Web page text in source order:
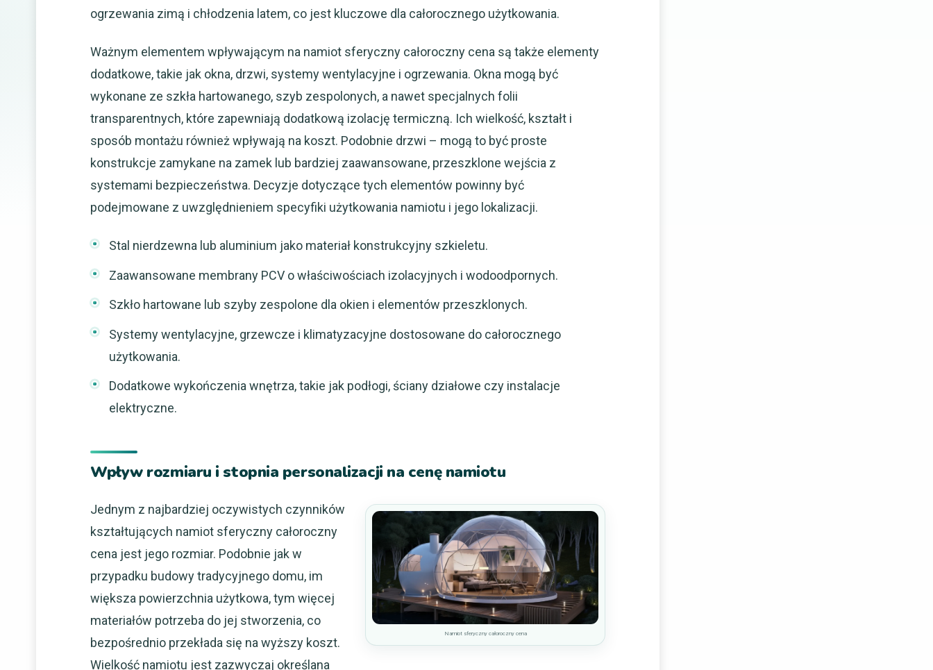
ogrzewania zimą i chłodzenia latem, co jest kluczowe dla całorocznego użytkowania.
Ważnym elementem wpływającym na namiot sferyczny całoroczny cena są także elementy
dodatkowe, takie jak okna, drzwi, systemy wentylacyjne i ogrzewania. Okna mogą być
wykonane ze szkła hartowanego, szyb zespolonych, a nawet specjalnych folii
transparentnych, które zapewniają dodatkową izolację termiczną. Ich wielkość, kształt i
sposób montażu również wpływają na koszt. Podobnie drzwi – mogą to być proste
konstrukcje zamykane na zamek lub bardziej zaawansowane, przeszklone wejścia z
systemami bezpieczeństwa. Decyzje dotyczące tych elementów powinny być
podejmowane z uwzględnieniem specyfiki użytkowania namiotu i jego lokalizacji.
Stal nierdzewna lub aluminium jako materiał konstrukcyjny szkieletu.
Zaawansowane membrany PCV o właściwościach izolacyjnych i wodoodpornych.
Szkło hartowane lub szyby zespolone dla okien i elementów przeszklonych.
Systemy wentylacyjne, grzewcze i klimatyzacyjne dostosowane do całorocznego
użytkowania.
Dodatkowe wykończenia wnętrza, takie jak podłogi, ściany działowe czy instalacje
elektryczne.
Wpływ rozmiaru i stopnia personalizacji na cenę namiotu
Namiot sferyczny całoroczny cena
Jednym z najbardziej oczywistych czynników
kształtujących namiot sferyczny całoroczny
cena jest jego rozmiar. Podobnie jak w
przypadku budowy tradycyjnego domu, im
większa powierzchnia użytkowa, tym więcej
materiałów potrzeba do jej stworzenia, co
bezpośrednio przekłada się na wyższy koszt.
Wielkość namiotu jest zazwyczaj określana